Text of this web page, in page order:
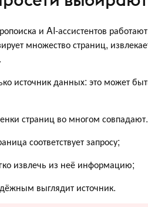
и AI-ассистентов
множество страниц,
источник данных: это может
страниц во многом совпадают.
соответствует запросу;
извлечь из неё информацию;
выглядит источник.